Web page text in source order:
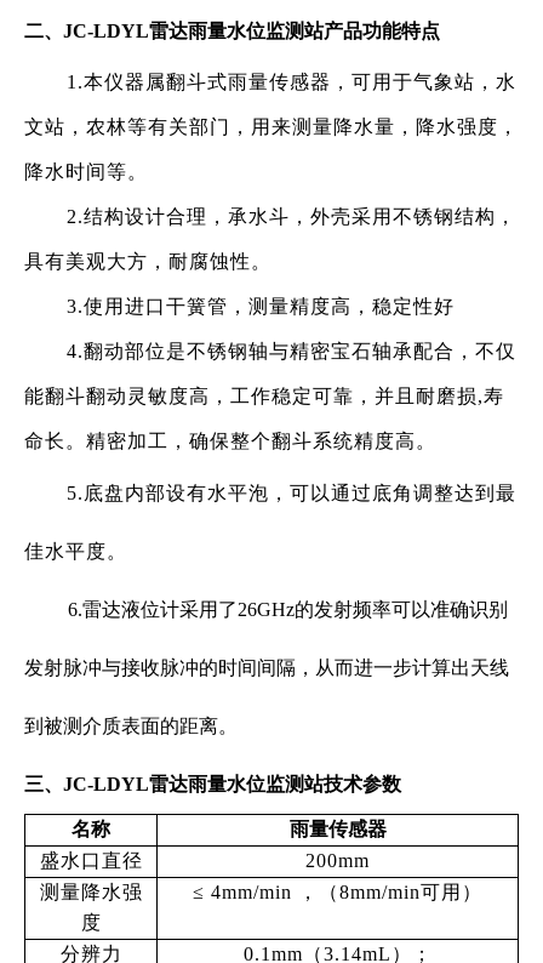
二、 JC-LDYL雷达雨量水位监测站产品功能特点
1.本仪器属翻斗式雨量传感器，可用于气象站，水
文站，农林等有关部门，用来测量降水量，降水强度，
降水时间等。
2.结构设计合理，承水斗，外壳采用不锈钢结构，
具有美观大方，耐腐蚀性。
3.使用进口干簧管，测量精度高，稳定性好
4.翻动部位是不锈钢轴与精密宝石轴承配合，不仅
能翻斗翻动灵敏度高，工作稳定可靠，并且耐磨损,寿
命长。精密加工，确保整个翻斗系统精度高。
5.底盘内部设有水平泡，可以通过底角调整达到最
佳水平度。
6.雷达液位计采用了26GHz的发射频率可以准确识别
发射脉冲与接收脉冲的时间间隔，从而进一步计算出天线
到被测介质表面的距离。
三、JC-LDYL雷达雨量水位监测站技术参数
名称
雨量传感器
盛水口直径
200mm
测量降水强
度
≤ 4mm/min ，（8mm/min可用）
分辨力 0.1mm（3.14mL）；